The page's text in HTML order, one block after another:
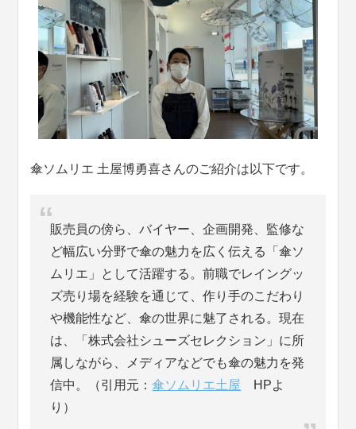
傘ソムリエ 土屋博勇喜さんのご紹介は以下です。
販売員の傍ら、バイヤー、企画開発、監修な
ど幅広い分野で傘の魅力を広く伝える「傘ソ
ムリエ」として活躍する。前職でレイングッ
ズ売り場を経験を通じて、作り手のこだわり
や機能性など、傘の世界に魅了される。現在
は、「株式会社シューズセレクション」に所
属しながら、メディアなどでも傘の魅力を発
信中。（引用元：傘ソムリエ土屋 HPよ
り）